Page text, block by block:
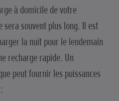
à domicile de votre
sera souvent plus long. Il est
la nuit pour le lendemain
recharge rapide. Un
peut fournir les puissances